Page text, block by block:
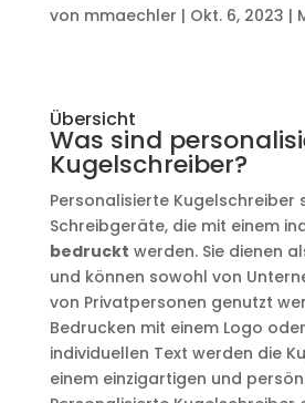
von mmaechler | Okt. 6, 2023 |
Übersicht
Was sind
Kugelschreiber?
Personalisierte Kugelschreiber
Schreibgeräte, die mit einem
bedruckt werden. Sie dienen
und können sowohl von
von Privatpersonen genutzt
Bedrucken mit einem Logo
individuellen Text werden die
einem einzigartigen und